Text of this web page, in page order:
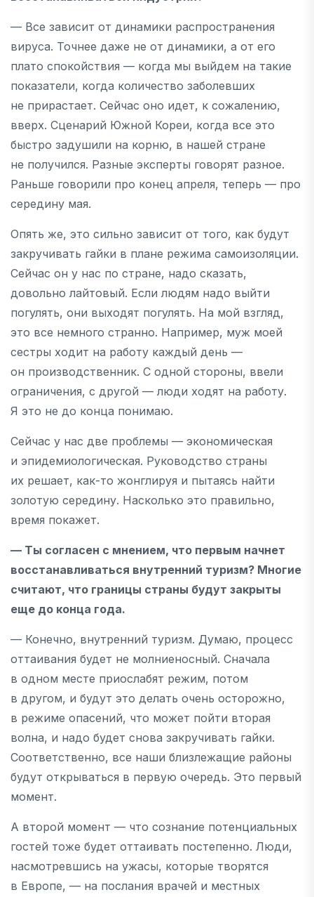
— Все зависит от динамики распространения
вируса. Точнее даже не от динамики, а от его
плато спокойствия — когда мы выйдем на такие
показатели, когда количество заболевших
не прирастает. Сейчас оно идет, к сожалению,
вверх. Сценарий Южной Кореи, когда все это
быстро задушили на корню, в нашей стране
не получился. Разные эксперты говорят разное.
Раньше говорили про конец апреля, теперь — про
середину мая.
Опять же, это сильно зависит от того, как будут
закручивать гайки в плане режима самоизоляции.
Сейчас он у нас по стране, надо сказать,
довольно лайтовый. Если людям надо выйти
погулять, они выходят погулять. На мой взгляд,
это все немного странно. Например, муж моей
сестры ходит на работу каждый день —
он производственник. С одной стороны, ввели
ограничения, с другой — люди ходят на работу.
Я это не до конца понимаю.
Сейчас у нас две проблемы — экономическая
и эпидемиологическая. Руководство страны
их решает, как-то жонглируя и пытаясь найти
золотую середину. Насколько это правильно,
время покажет.
— Ты согласен с мнением, что первым начнет
восстанавливаться внутренний туризм? Многие
считают, что границы страны будут закрыты
еще до конца года.
— Конечно, внутренний туризм. Думаю, процесс
оттаивания будет не молниеносный. Сначала
в одном месте приослабят режим, потом
в другом, и будут это делать очень осторожно,
в режиме опасений, что может пойти вторая
волна, и надо будет снова закручивать гайки.
Соответственно, все наши близлежащие районы
будут открываться в первую очередь. Это первый
момент.
А второй момент — что сознание потенциальных
гостей тоже будет оттаивать постепенно. Люди,
насмотревшись на ужасы, которые творятся
в Европе, — на послания врачей и местных